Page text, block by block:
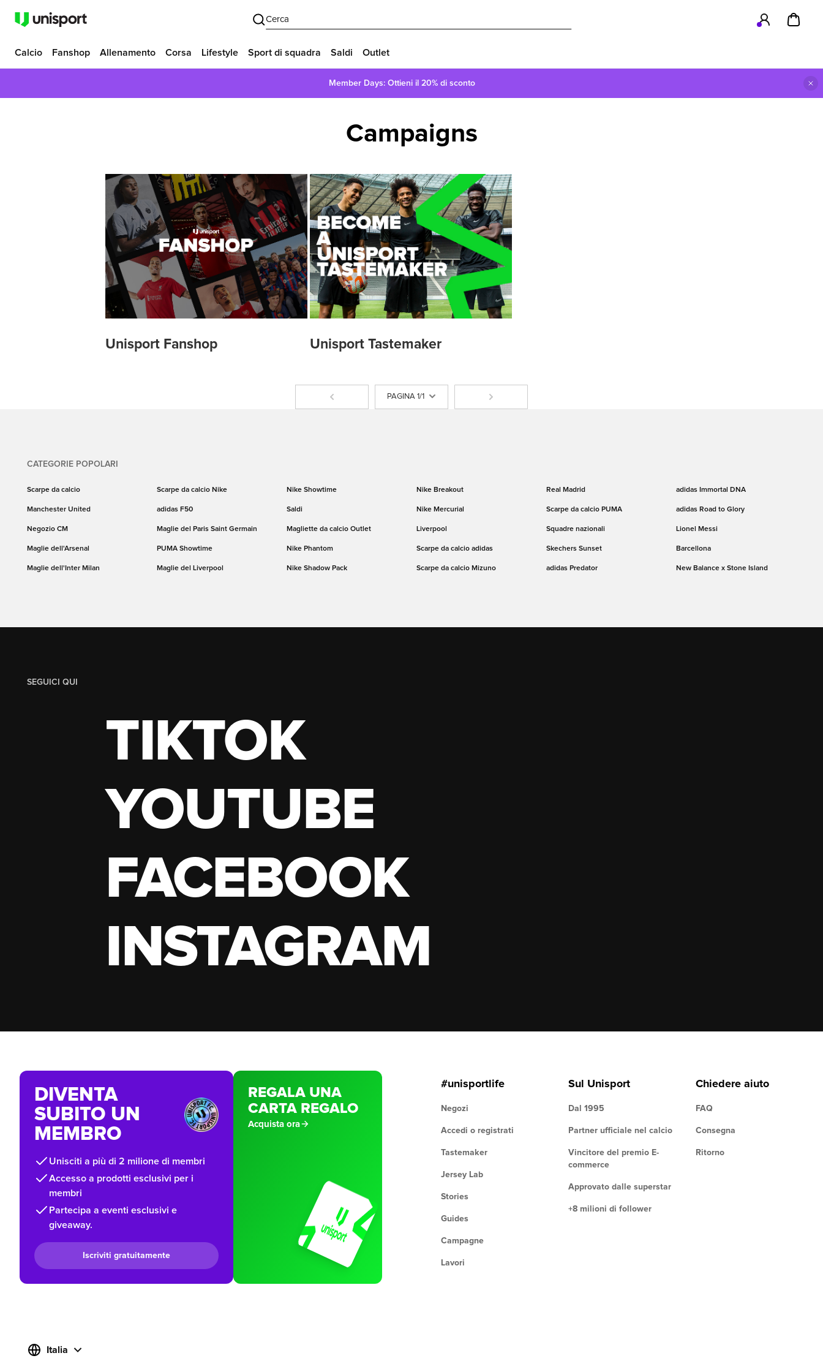
Cerca
Calcio Fanshop Allenamento Corsa Lifestyle Sport di squadra Saldi Outlet
Member Days: Ottieni il 20% di sconto
Campaigns
Unisport Fanshop Unisport Tastemaker
PAGINA 1/1
CATEGORIE POPOLARI
Scarpe da calcio Scarpe da calcio Nike Nike Showtime Nike Breakout Real Madrid adidas Immortal DNA
Manchester United adidas F50 Saldi Nike Mercurial Scarpe da calcio PUMA adidas Road to Glory
Negozio CM Maglie del Paris Saint Germain Magliette da calcio Outlet Liverpool Squadre nazionali Lionel Messi
Maglie dell'Arsenal PUMA Showtime Nike Phantom Scarpe da calcio adidas Skechers Sunset Barcellona
Maglie dell'Inter Milan Maglie del Liverpool Nike Shadow Pack Scarpe da calcio Mizuno adidas Predator New Balance x Stone Island
SEGUICI QUI
TIKTOK
YOUTUBE
FACEBOOK
INSTAGRAM
DIVENTA
SUBITO UN
MEMBRO
Unisciti a più di 2 milione di membri
Accesso a prodotti esclusivi per i
membri
Partecipa a eventi esclusivi e
giveaway.
Iscriviti gratuitamente
REGALA UNA
CARTA REGALO
Acquista ora
#unisportlife
Negozi
Accedi o registrati
Tastemaker
Jersey Lab
Stories
Guides
Campagne
Lavori
Sul Unisport
Dal 1995
Partner ufficiale nel calcio
Vincitore del premio E-
commerce
Approvato dalle superstar
+8 milioni di follower
Chiedere aiuto
FAQ
Consegna
Ritorno
Italia